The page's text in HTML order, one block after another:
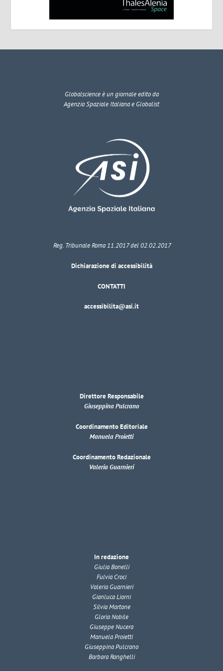
Globalscienceè un giornale edito da
Agenzia Spaziale Italiana e Globalist
Reg. Tribunale Roma 11.2017 del 02.02.2017
Dichiarazione di accessibilità
CONTATTI
accessibilita@asi.it
Direttore Responsabile
Giuseppina Pulcrano
Coordinamento Editoriale
Manuela Proietti
Coordinamento Redazionale
Valeria Guarnieri
In redazione
Giulia Bonelli
Fulvia Croci
Valeria Guarnieri
Gianluca Liorni
Silvia Martone
Gloria Nobile
Giuseppe Nucera
Manuela Proietti
Giuseppina Pulcrano
Barbara Ranghelli